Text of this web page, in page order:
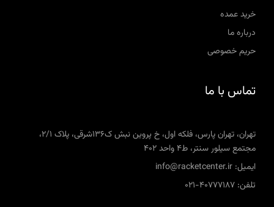
خرید عمده
درباره ما
حریم خصوصی
تماس با ما
تهران، تهران پارس، فلکه اول، خ پروین نبش ک136شرقی، پلاک 2/1،
مجتمع سیلور سنتر، ط4 واحد 402
ایمیل: info@racketcenter.ir
تلفن: 40777187-021